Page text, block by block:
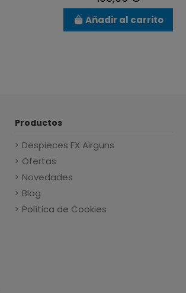
Añadir al carrito
Productos
Despieces FX Airguns
Ofertas
Novedades
Blog
Política de Cookies